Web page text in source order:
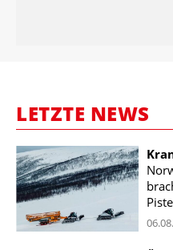
LETZTE NEWS